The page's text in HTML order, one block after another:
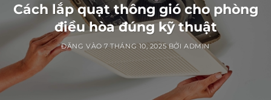
Cách lắp quạt thông gió cho phòng
điều hòa​ đúng kỹ thuật
ĐĂNG VÀO7 THÁNG 10, 2025 BỞI ADMIN